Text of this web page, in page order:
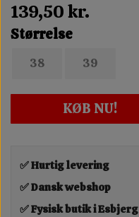
139,50 kr.
Størrelse
38 39
KØB NU!
✅ Hurtig levering
✅ Dansk webshop
✅ Fysisk butik i Esbjerg